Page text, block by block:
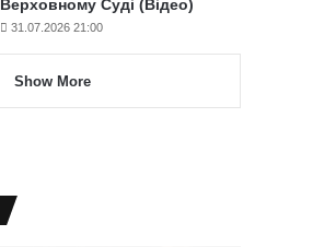
Верховному Суді (Відео)
31.07.2026 21:00
Show More